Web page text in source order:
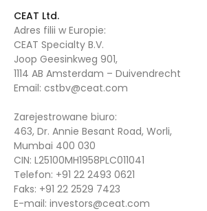
CEAT Ltd.
Adres filii w Europie:
CEAT Specialty B.V.
Joop Geesinkweg 901,
1114 AB Amsterdam – Duivendrecht
Email: cstbv@ceat.com
Zarejestrowane biuro:
463, Dr. Annie Besant Road, Worli,
Mumbai 400 030
CIN: L25100MH1958PLC011041
Telefon: +91 22 2493 0621
Faks: +91 22 2529 7423
E-mail: investors@ceat.com